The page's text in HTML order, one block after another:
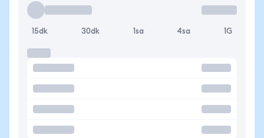
15dk 30dk 1sa 4sa 1G